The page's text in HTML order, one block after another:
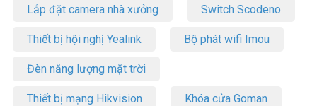
Lắp đặt camera nhà xưởng Switch Scodeno
Thiết bị hội nghị Yealink Bộ phát wifi Imou
Đèn năng lượng mặt trời
Thiết bị mạng Hikvision Khóa cửa Goman